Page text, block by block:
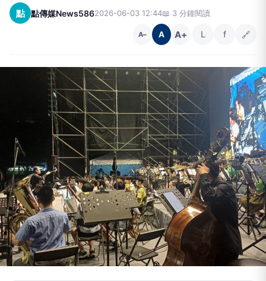
點 點傳媒News5862026-06-03 12:44📖 3 分鐘閱讀
A− A A+ L f 🔗